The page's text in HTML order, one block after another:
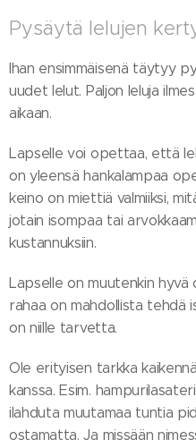
Pysäytä lelujen
Ihan ensimmäisenä täytyy
uudet lelut. Paljon leluja
aikaan.
Lapselle voi opettaa, että
on yleensä hankalampaa
keino on miettiä valmiiksi,
jotain isompaa tai
kustannuksiin.
Lapselle on muutenkin
rahaa on mahdollista tehdä
on niille tarvetta.
Ole erityisen tarkka
kanssa. Esim.
ilahduta muutamaa tuntia
ostamatta. Ja missään